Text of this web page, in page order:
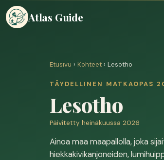
Atlas Guide
Etusivu › Kohteet › Lesotho
TÄYDELLINEN MATKAOPAS
Lesotho
Päivitetty heinäkuussa 2026
Ainoa maa maapallolla, joka
hiekkakivikanjoneiden,